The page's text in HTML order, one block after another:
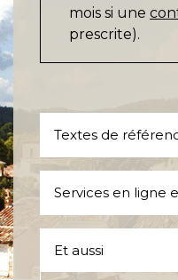
mois si une
prescrite).
Textes de
Services en ligne
Et aussi